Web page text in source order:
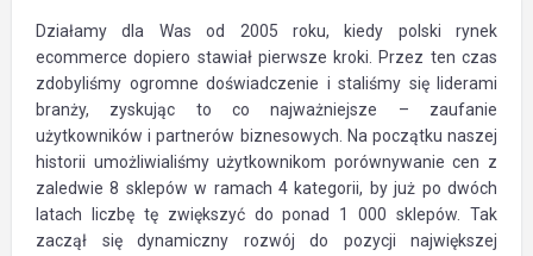
Działamy dla Was od 2005 roku, kiedy polski rynek
ecommerce dopiero stawiał pierwsze kroki. Przez ten czas
zdobyliśmy ogromne doświadczenie i staliśmy się liderami
branży, zyskując to co najważniejsze – zaufanie
użytkowników i partnerów biznesowych. Na początku naszej
historii umożliwialiśmy użytkownikom porównywanie cen z
zaledwie 8 sklepów w ramach 4 kategorii, by już po dwóch
latach liczbę tę zwiększyć do ponad 1 000 sklepów. Tak
zaczął się dynamiczny rozwój do pozycji największej